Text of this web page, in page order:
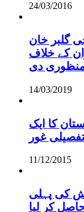
24/03/2016
گلبر خان
کے خلاف
دی
14/03/2019
کا ایک
غور
11/12/2015
کی پہلی
کر لیا